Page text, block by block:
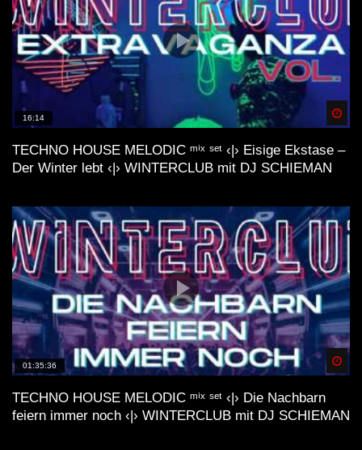
16:14
TECHNO HOUSE MELODIC ᵐⁱˣ ˢᵉᵗ ‹|› Eisige Ekstase –
Der Winter lebt ‹|› WINTERCLUB mit DJ SCHIEMAN
01:35:36
TECHNO HOUSE MELODIC ᵐⁱˣ ˢᵉᵗ ‹|› Die Nachbarn
feiern immer noch ‹|› WINTERCLUB mit DJ SCHIEMAN